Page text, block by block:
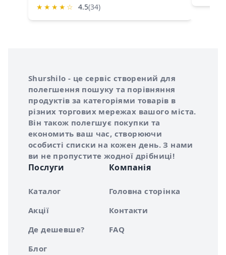
★ ★ ★ ★ ☆ 4.5(34)
Про сервіс Shurshilo
Shurshilo - це сервіс створений для
полегшення пошуку та порівняння
продуктів за категоріями товарів в
різних торгових мережах вашого міста.
Він також полегшує покупки та
економить ваш час, створюючи
особисті списки на кожен день. З нами
ви не пропустите жодної дрібниці!
Послуги
Каталог
Акції
Де дешевше?
Блог
Компанія
Головна сторінка
Контакти
FAQ